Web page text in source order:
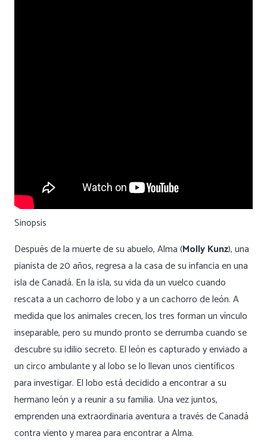
Sinopsis
Después de la muerte de su abuelo, Alma (Molly Kunz), una
pianista de 20 años, regresa a la casa de su infancia en una
isla de Canadá. En la isla, su vida da un vuelco cuando
rescata a un cachorro de lobo y a un cachorro de león. A
medida que los animales crecen, los tres forman un vínculo
inseparable, pero su mundo pronto se derrumba cuando se
descubre su idilio secreto. El león es capturado y enviado a
un circo ambulante y al lobo se lo llevan unos científicos
para investigar. El lobo está decidido a encontrar a su
hermano león y a reunir a su familia. Una vez juntos,
emprenden una extraordinaria aventura a través de Canadá
contra viento y marea para encontrar a Alma.